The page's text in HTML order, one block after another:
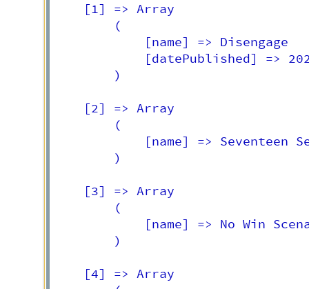
    [1] => Array
        (
            [name] => Disengage
[datePublished] =>
        )
    [2] => Array
        (
[name] => Seventeen
        )
    [3] => Array
        (
[name] => No Win
        )
    [4] => Array